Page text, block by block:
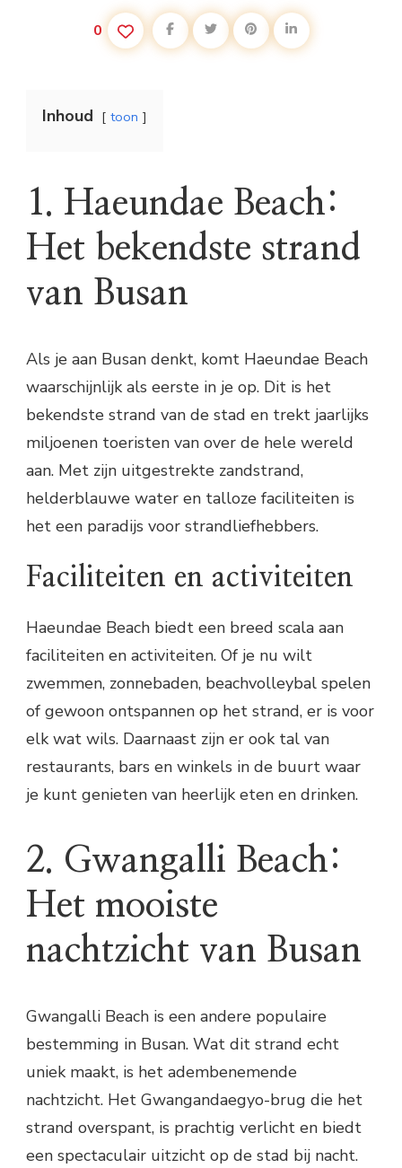
0
Inhoud toon
1. Haeundae Beach:
Het bekendste strand
van Busan
Als je aan Busan denkt, komt Haeundae Beach
waarschijnlijk als eerste in je op. Dit is het
bekendste strand van de stad en trekt jaarlijks
miljoenen toeristen van over de hele wereld
aan. Met zijn uitgestrekte zandstrand,
helderblauwe water en talloze faciliteiten is
het een paradijs voor strandliefhebbers.
Faciliteiten en activiteiten
Haeundae Beach biedt een breed scala aan
faciliteiten en activiteiten. Of je nu wilt
zwemmen, zonnebaden, beachvolleybal spelen
of gewoon ontspannen op het strand, er is voor
elk wat wils. Daarnaast zijn er ook tal van
restaurants, bars en winkels in de buurt waar
je kunt genieten van heerlijk eten en drinken.
2. Gwangalli Beach:
Het mooiste
nachtzicht van Busan
Gwangalli Beach is een andere populaire
bestemming in Busan. Wat dit strand echt
uniek maakt, is het adembenemende
nachtzicht. Het Gwangandaegyo-brug die het
strand overspant, is prachtig verlicht en biedt
een spectaculair uitzicht op de stad bij nacht.